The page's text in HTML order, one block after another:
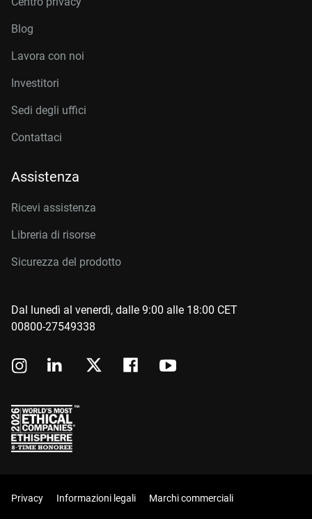
Blog
Lavora con noi
Investitori
Sedi degli uffici
Contattaci
Assistenza
Ricevi assistenza
Libreria di risorse
Sicurezza del prodotto
Dal lunedì al venerdì, dalle 9:00 alle 18:00 CET
00800-27549338
Privacy Informazioni legali Marchi commerciali